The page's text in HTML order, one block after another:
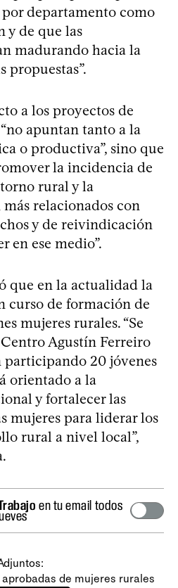
departamento como
y de que las
madurando hacia la
propuestas”.
a los proyectos de
apuntan tanto a la
o productiva”, sino que
la incidencia de
rural y la
relacionados con
y de reivindicación
en ese medio”.
que en la actualidad la
curso de formación de
mujeres rurales. “Se
Agustín Ferreiro
participando 20 jóvenes
orientado a la
y fortalecer las
mujeres para liderar los
rural a nivel local”,
en tu email todos
de mujeres rurales